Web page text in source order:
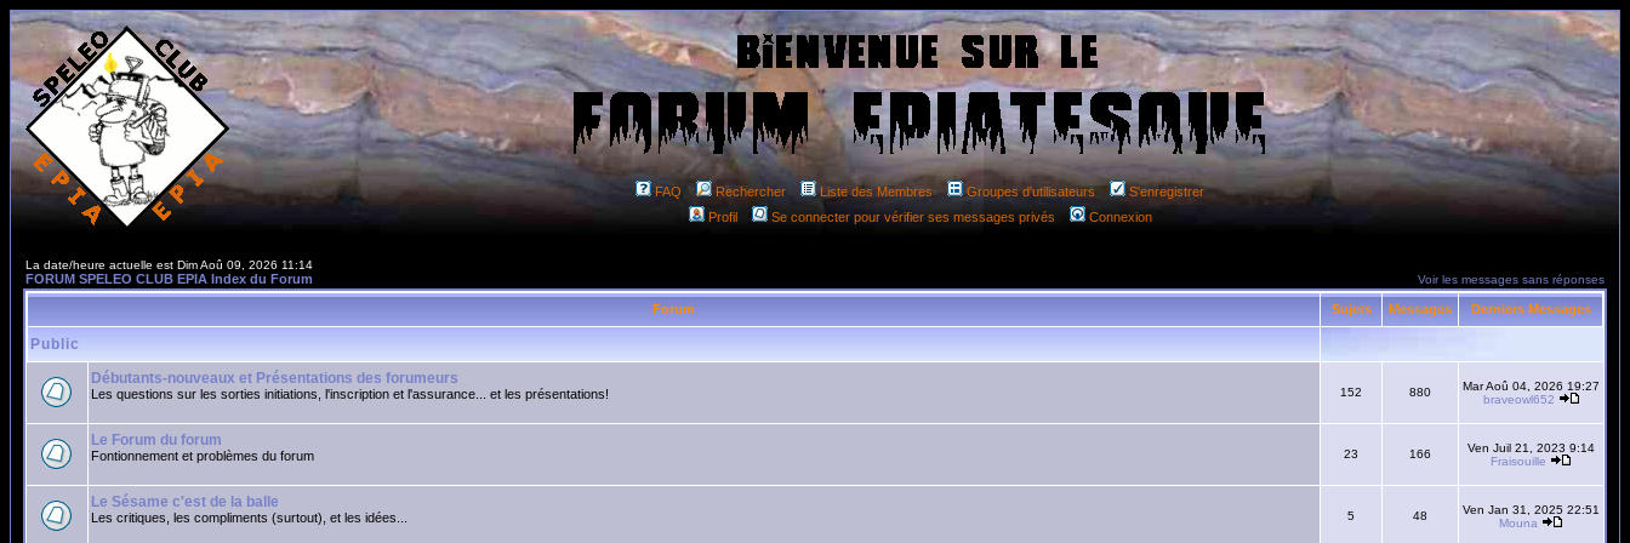
FAQ Rechercher Liste des Membres Groupes d'utilisateurs
S'enregistrer
Profil
Se connecter pour vérifier ses messages privés Connexion
La date/heure actuelle est Dim Aoû 09, 2026 11:14
FORUM SPELEO CLUB EPIA Index du Forum Voir les messages sans réponses
Forum Sujets Messages Derniers Messages
Public
Débutants-nouveaux et Présentations des forumeurs
Les questions sur les sorties initiations, l'inscription et l'assurance... et les présentations! 152 880
Mar Aoû 04, 2026 19:27
braveowl652
Le Forum du forum
Fontionnement et problèmes du forum 23 166
Ven Juil 21, 2023 9:14
Fraisouille
Le Sésame c'est de la balle
Les critiques, les compliments (surtout), et les idées... 5 48
Ven Jan 31, 2025 22:51
Mouna